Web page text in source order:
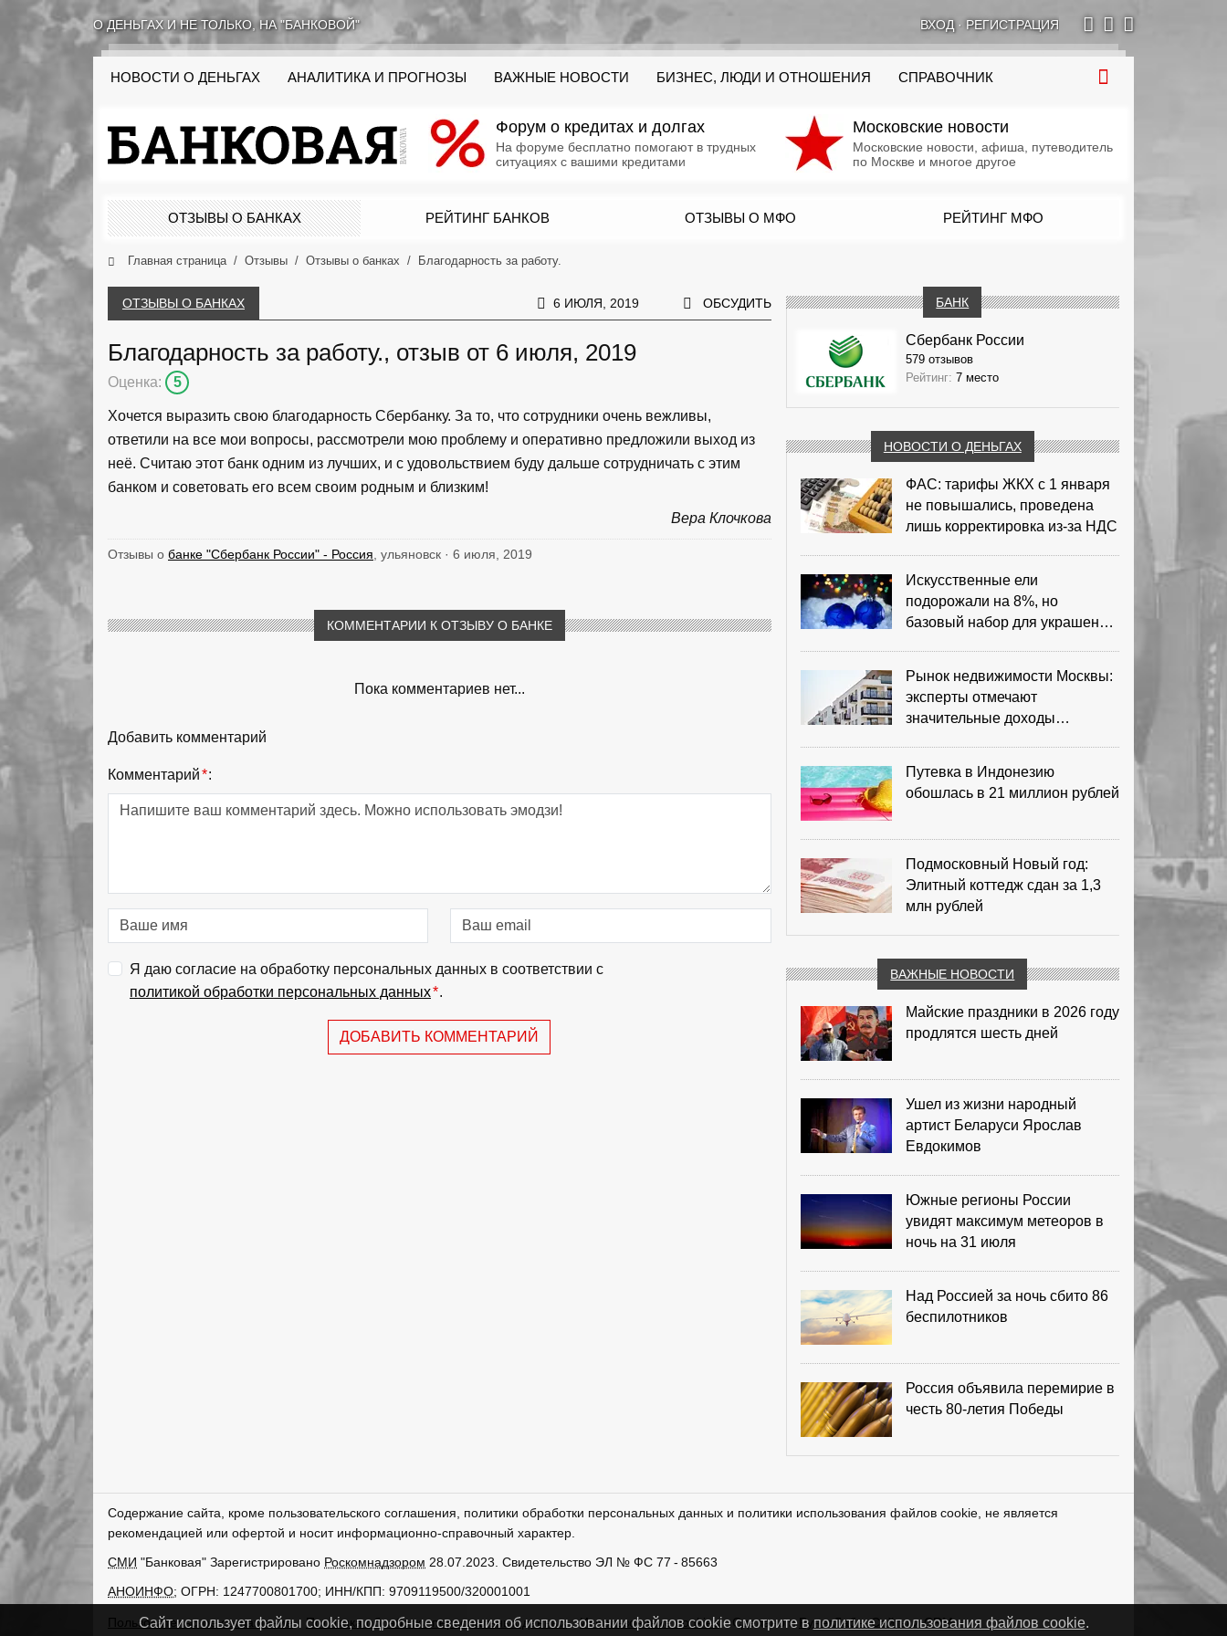
О ДЕНЬГАХ И НЕ ТОЛЬКО, НА "БАНКОВОЙ" ВХОД· РЕГИСТРАЦИЯ
НОВОСТИ О ДЕНЬГАХ АНАЛИТИКА И ПРОГНОЗЫ ВАЖНЫЕ НОВОСТИ БИЗНЕС, ЛЮДИ И ОТНОШЕНИЯ СПРАВОЧНИК
Форум о кредитах и долгах
На форуме бесплатно помогают в трудных
ситуациях с вашими кредитами
Московские новости
Московские новости, афиша, путеводитель
по Москве и многое другое
ОТЗЫВЫ О БАНКАХ РЕЙТИНГ БАНКОВ ОТЗЫВЫ О МФО РЕЙТИНГ МФО
Главная страница Отзывы Отзывы о банках Благодарность за работу.
ОТЗЫВЫ О БАНКАХ 6 ИЮЛЯ, 2019 ОБСУДИТЬ
Благодарность за работу., отзыв от 6 июля, 2019
Оценка: 5
Хочется выразить свою благодарность Сбербанку. За то, что сотрудники очень вежливы,
ответили на все мои вопросы, рассмотрели мою проблему и оперативно предложили выход из
неё. Считаю этот банк одним из лучших, и с удовольствием буду дальше сотрудничать с этим
банком и советовать его всем своим родным и близким!
Вера Клочкова
Отзывы о банке "Сбербанк России" - Россия , ульяновск · 6 июля, 2019
КОММЕНТАРИИ К ОТЗЫВУ О БАНКЕ
Пока комментариев нет...
Добавить комментарий
Комментарий*:
Я даю согласие на обработку персональных данных в соответствии с
политикой обработки персональных данных*.
ДОБАВИТЬ КОММЕНТАРИЙ
БАНК
Сбербанк России
579 отзывов
Рейтинг: 7 место
НОВОСТИ О ДЕНЬГАХ
ФАС: тарифы ЖКХ с 1 января
не повышались, проведена
лишь корректировка из‑за НДС
Искусственные ели
подорожали на 8%, но
базовый набор для украшения
Рынок недвижимости Москвы:
эксперты отмечают
значительные доходы
Путевка в Индонезию
обошлась в 21 миллион рублей
Подмосковный Новый год:
Элитный коттедж сдан за 1,3
млн рублей
ВАЖНЫЕ НОВОСТИ
Майские праздники в 2026 году
продлятся шесть дней
Ушел из жизни народный
артист Беларуси Ярослав
Евдокимов
Южные регионы России
увидят максимум метеоров в
ночь на 31 июля
Над Россией за ночь сбито 86
беспилотников
Россия объявила перемирие в
честь 80-летия Победы
Содержание сайта, кроме пользовательского соглашения, политики обработки персональных данных и политики использования файлов cookie, не является
рекомендацией или офертой и носит информационно-справочный характер.
СМИ "Банковая" Зарегистрировано Роскомнадзором 28.07.2023. Свидетельство ЭЛ № ФС 77 - 85663
АНОИНФО; ОГРН: 1247700801700; ИНН/КПП: 9709119500/320001001
Пользовательское соглашение Политика обработки персональных данных Использование cookies Сделано вРунетЛаб – Сайты и CRM
Сайт использует файлы cookie, подробные сведения об использовании файлов cookie смотрите вполитике использования файлов cookie.